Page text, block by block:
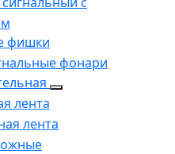
фишки
фонари
лента
лента